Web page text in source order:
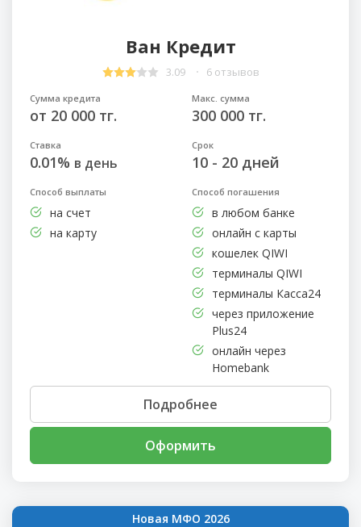
Ван Кредит
3.09 6 отзывов
Сумма кредита
от 20 000 тг.
Макс. сумма
300 000 тг.
Ставка
0.01% в день
Срок
10 - 20 дней
Способ выплаты
на счет
на карту
Способ погашения
в любом банке
онлайн с карты
кошелек QIWI
терминалы QIWI
терминалы Касса24
через приложение
Plus24
онлайн через
Homebank
Подробнее
Оформить
Новая МФО 2026